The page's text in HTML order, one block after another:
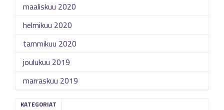
maaliskuu 2020
helmikuu 2020
tammikuu 2020
joulukuu 2019
marraskuu 2019
KATEGORIAT